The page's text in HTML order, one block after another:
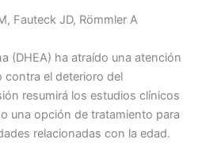
Fauteck JD, Römmler A
(DHEA) ha atraído una atención
contra el deterioro del
resumirá los estudios clínicos
una opción de tratamiento para
relacionadas con la edad.